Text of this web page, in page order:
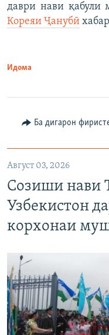
даври нави қабули
Кореяи Ҷанубӣ
Идома
Ба дигарон
Август 03, 2026
Созиши нави
Узбекистон
корхонаи